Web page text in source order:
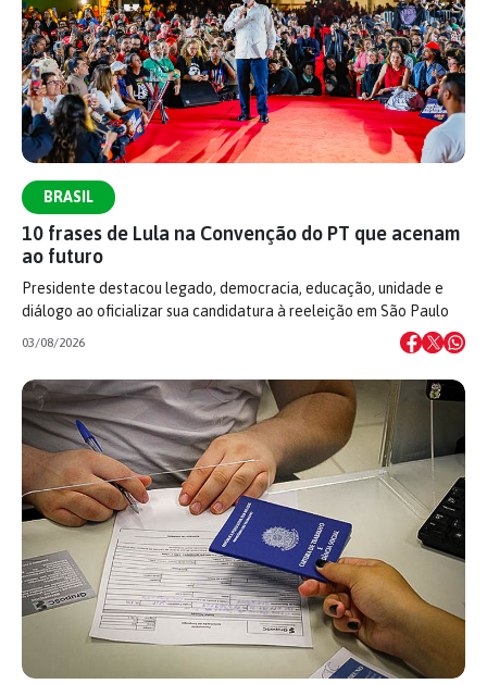
BRASIL
10 frases de Lula na Convenção do PT que acenam
ao futuro
Presidente destacou legado, democracia, educação, unidade e
diálogo ao oficializar sua candidatura à reeleição em São Paulo
03/08/2026